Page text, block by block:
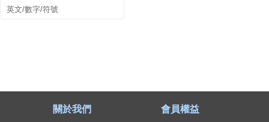
英文/數字/符號
關於我們 會員權益